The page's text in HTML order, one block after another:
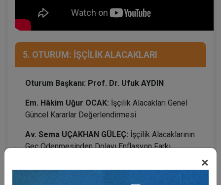
×
5. OTURUM: İŞÇİLİK ALACAKLARI
Oturum Başkanı: Prof. Dr. Ufuk AYDIN
Em. Hâkim Uğur OCAK: İşçilik Alacakları Genel
Güncel Kararlar Değerlendirmesi
Av. Sema UÇAKHAN GÜLEÇ: İşçilik Alacaklarının
Geç Ödenmesinden Dolayı Enflasyon Farkı
Değerlendirme